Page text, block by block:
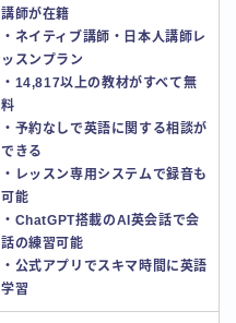
講師が在籍
・ネイティブ講師・日本人講師レ
ッスンプラン
・14,817以上の教材がすべて無
料
・予約なしで英語に関する相談が
できる
・レッスン専用システムで録音も
可能
・ChatGPT搭載のAI英会話で会
話の練習可能
・公式アプリでスキマ時間に英語
学習